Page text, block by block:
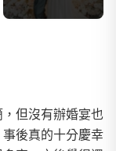
但沒有辦婚宴也
後真的十分慶幸